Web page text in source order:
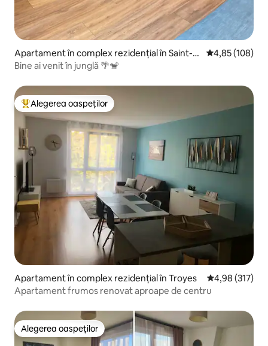
Apartament în complex rezidențial în Saint-Di
zier
Scor mediu de
4,85 (108)
Bine ai venit în junglă 🌴🐒
Locuință din topul categoriei Alegerea oaspeților
Alegerea oaspeților
Apartament în complex rezidențial în Troyes Scor mediu de
4,98 (317)
Apartament frumos renovat aproape de centru
Alegerea oaspeților
Alegerea oaspeților